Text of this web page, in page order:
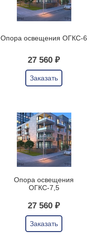
Опора освещения ОГКС-6
27 560 ₽
Заказать
Опора освещения
ОГКС-7,5
27 560 ₽
Заказать